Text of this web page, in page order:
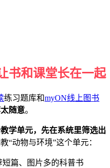
书和课堂长在一起
练习题库和myON线上图书
随意。
学单元，先在系统里筛选出
“动物与环境”这个单元：
篇、图片多的科普书